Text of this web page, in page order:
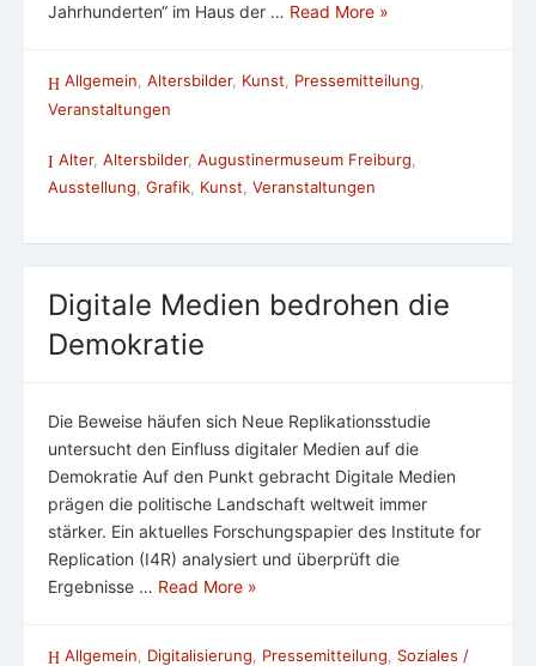
Jahrhunderten“ im Haus der … Read More »
Allgemein, Altersbilder, Kunst, Pressemitteilung,
Veranstaltungen
Alter, Altersbilder, Augustinermuseum Freiburg
Ausstellung Grafik Kunst Veranstaltungen
Digitale Medien bedrohen die
Demokratie
Die Beweise häufen sich Neue Replikationsstudie
untersucht den Einfluss digitaler Medien auf die
Demokratie Auf den Punkt gebracht Digitale Medien
prägen die politische Landschaft weltweit immer
stärker. Ein aktuelles Forschungspapier des Institute for
Replication (I4R) analysiert und überprüft die
Ergebnisse … Read More »
Allgemein Digitalisierung Pressemitteilung
Soziales /